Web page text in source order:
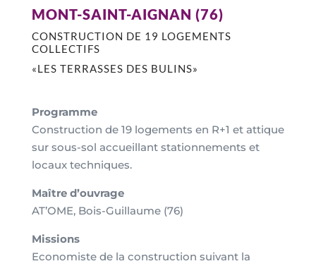
MONT-SAINT-AIGNAN (76)
CONSTRUCTION DE 19 LOGEMENTS
COLLECTIFS
«LES TERRASSES DES BULINS»
Programme
Construction de 19 logements en R+1 et attique
sur sous-sol accueillant stationnements et
locaux techniques.
Maître d’ouvrage
AT’OME, Bois-Guillaume (76)
Missions
Economiste de la construction suivant la